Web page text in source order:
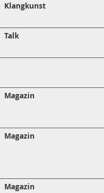
Klangkunst
Talk
Magazin
Magazin
Magazin